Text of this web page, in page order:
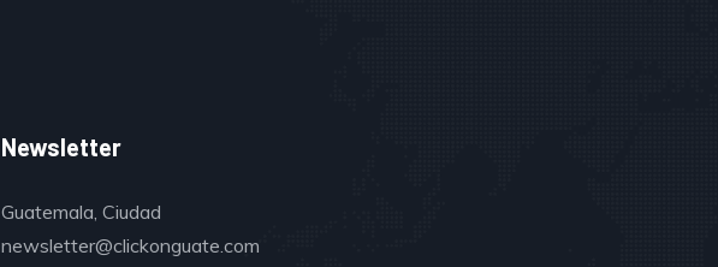
Newsletter
Guatemala, Ciudad
newsletter@clickonguate.com